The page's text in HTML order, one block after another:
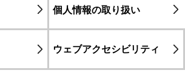
個人情報の取り扱い
ウェブアクセシビリティ